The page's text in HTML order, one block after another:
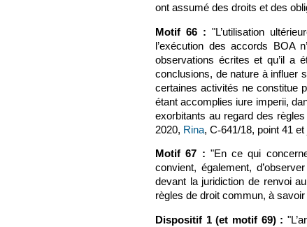
ont assumé des droits et des
Motif 66 : "L’utilisation
l’exécution des accords BOA
observations écrites et qu’il a
conclusions, de nature à influer
certaines activités ne constitue
étant accomplies iure imperii,
exorbitants au regard des
2020, Rina, C‑641/18, point 41
Motif 67 : "En ce qui
convient, également,
devant la juridiction de renvoi
règles de droit commun, à
Dispositif 1 (et motif 69) :